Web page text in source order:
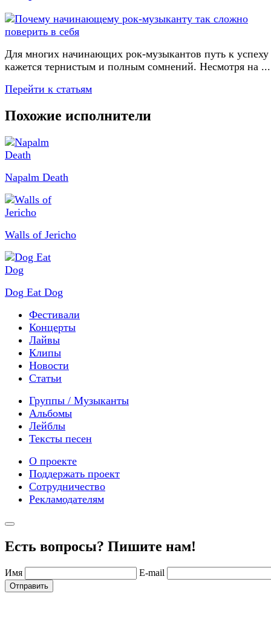
Для многих начинающих рок-музыкантов путь к успеху
кажется тернистым и полным сомнений. Несмотря на ...
Перейти к статьям
Похожие исполнители
Napalm Death
Walls of Jericho
Dog Eat Dog
Фестивали
Концерты
Лайвы
Клипы
Новости
Статьи
Группы / Музыканты
Альбомы
Лейблы
Тексты песен
О проекте
Поддержать проект
Сотрудничество
Рекламодателям
Есть вопросы? Пишите нам!
Имя E-mail